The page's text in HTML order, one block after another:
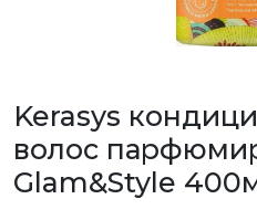
Kerasys
волос
Glam&Style